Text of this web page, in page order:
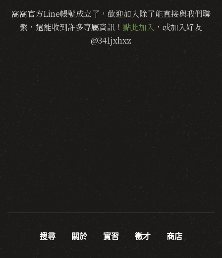
窩窩官方Line帳號成立了，歡迎加入除了能直接與我們聯
繫，還能收到許多專屬資訊！ 點此加入 ，或加入好友
@341jxhxz
搜尋 關於 實習 徵才 商店